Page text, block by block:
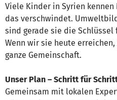
Viele Kinder in Syrien
das verschwindet.
sind gerade sie die Schlüssel
Wenn wir sie heute
ganze Gemeinschaft.
Unser Plan – Schritt für
Gemeinsam mit lokalen